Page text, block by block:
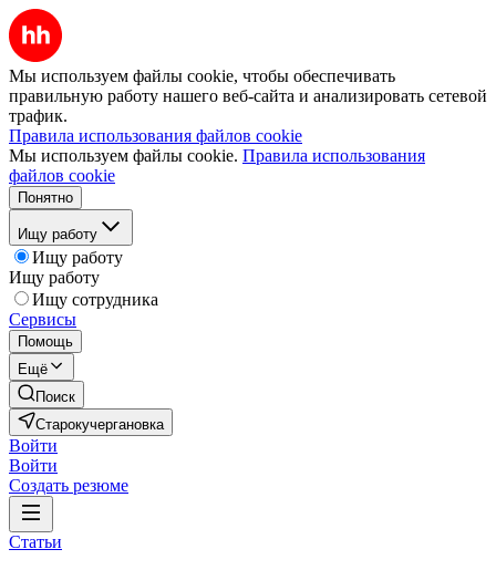
Мы используем файлы cookie, чтобы обеспечивать
правильную работу нашего веб-сайта и анализировать сетевой
трафик.
Правила использования файлов cookie
Мы используем файлы cookie. Правила использования
файлов cookie
Понятно
Ищу работу
Ищу работу
Ищу работу
Ищу сотрудника
Сервисы
Помощь
Ещё
Поиск
Старокучергановка
Войти
Войти
Создать резюме
Статьи